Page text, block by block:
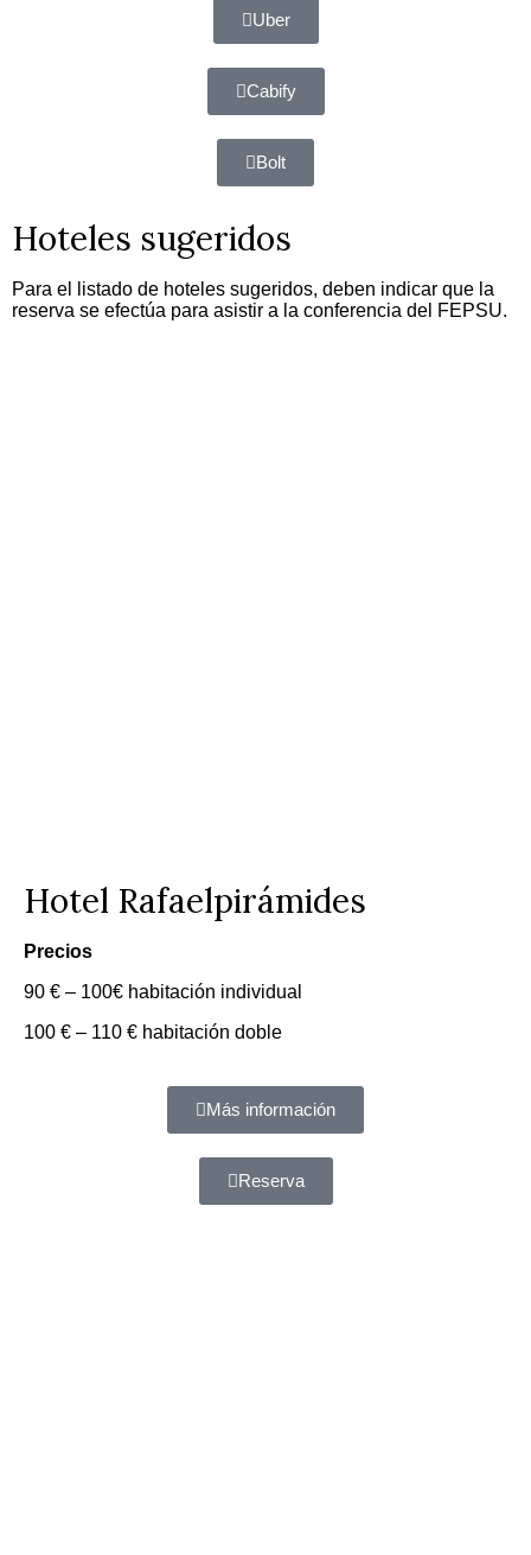
Uber
Cabify
Bolt
Hoteles sugeridos
Para el listado de hoteles sugeridos, deben indicar que la
reserva se efectúa para asistir a la conferencia del FEPSU.
Hotel Rafaelpirámides
Precios
90 € – 100€ habitación individual
100 € – 110 € habitación doble
Más información
Reserva